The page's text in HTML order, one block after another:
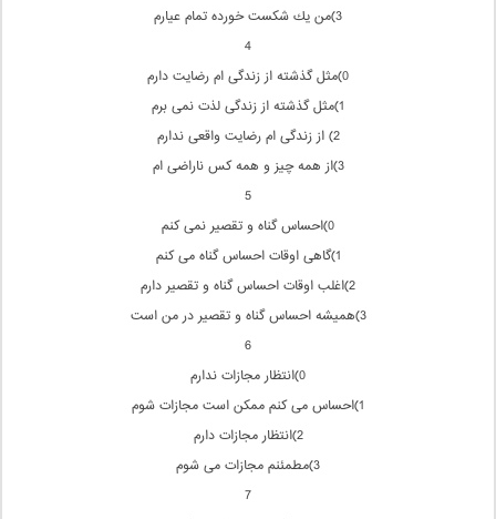
3)من یك شكست خورده تمام عیارم
4
0)مثل گذشته از زندگی ام رضایت دارم
1)مثل گذشته از زندگی لذت نمی برم
2) از زندگی ام رضایت واقعی ندارم
3)از همه چیز و همه كس ناراضی ام
5
0)احساس گناه و تقصیر نمی كنم
1)گاهی اوقات احساس گناه می كنم
2)اغلب اوقات احساس گناه و تقصیر دارم
3)همیشه احساس گناه و تقصیر در من است
6
0)انتظار مجازات ندارم
1)احساس می كنم ممكن است مجازات شوم
2)انتظار مجازات دارم
3)مطمئنم مجازات می شوم
7